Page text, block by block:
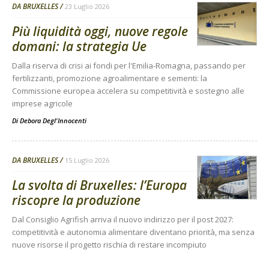
DA BRUXELLES 23 Luglio 2026
Più liquidità oggi, nuove regole
domani: la strategia Ue
Dalla riserva di crisi ai fondi per l'Emilia-Romagna, passando per
fertilizzanti, promozione agroalimentare e sementi: la
Commissione europea accelera su competitività e sostegno alle
imprese agricole
Di Debora Degl'Innocenti
DA BRUXELLES 15 Luglio 2026
La svolta di Bruxelles: l’Europa
riscopre la produzione
Dal Consiglio Agrifish arriva il nuovo indirizzo per il post 2027:
competitività e autonomia alimentare diventano priorità, ma senza
nuove risorse il progetto rischia di restare incompiuto